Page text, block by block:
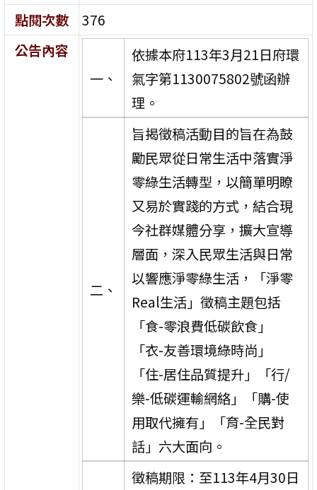
點閱次數
376
公告內容
一、
依據本府113年3月21日府環
氣字第1130075802號函辦
理。
二、
旨揭徵稿活動目的旨在為鼓
勵民眾從日常生活中落實淨
零綠生活轉型，以簡單明瞭
又易於實踐的方式，結合現
今社群媒體分享，擴大宣導
層面，深入民眾生活與日常
以響應淨零綠生活，「淨零
Real生活」徵稿主題包括
「食-零浪費低碳飲食」
「衣-友善環境綠時尚」
「住-居住品質提升」「行/
樂-低碳運輸網絡」「購-使
用取代擁有」「育-全民對
話」六大面向。
徵稿期限：至113年4月30日